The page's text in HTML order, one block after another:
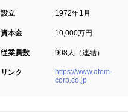
設立 1972年1月
資本金 10,000万円
従業員数 908人（連結）
リンク
https://www.atom-
corp.co.jp